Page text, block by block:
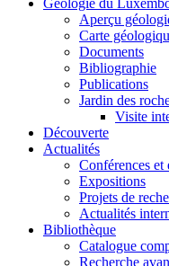
Aperçu
Carte
Documents
Bibliographie
Publications
Jardin des
Visite
Découverte
Actualités
Conférences et
Expositions
Projets de
Actualités
Bibliothèque
Catalogue
Recherche